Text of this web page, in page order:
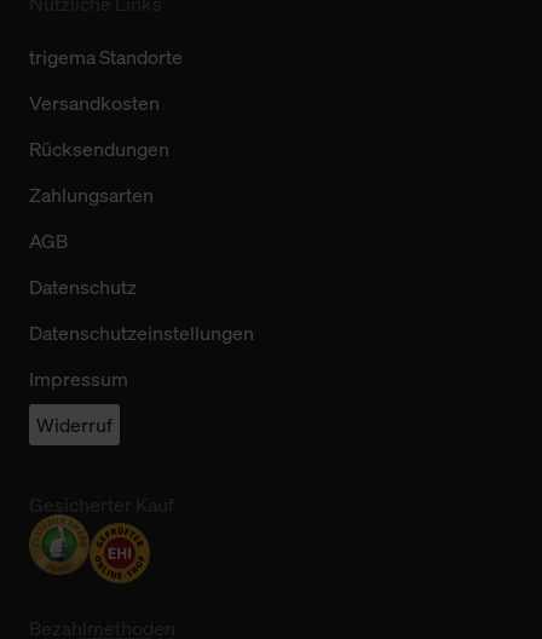
trigema Standorte
Versandkosten
Rücksendungen
Zahlungsarten
AGB
Datenschutz
Datenschutzeinstellungen
Impressum
Widerruf